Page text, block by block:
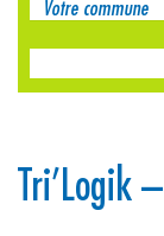
Tri’Logik